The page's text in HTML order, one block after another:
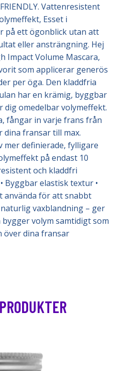
FRIENDLY. Vattenresistent
Esset i
på ett ögonblick utan att
eller ansträngning. Hej
Impact Volume Mascara,
som applicerar generös
per öga. Den kladdfria
har en krämig, byggbar
dig omedelbar volymeffekt.
fångar in varje frans från
fransar till max.
mer definierade, fylligare
på endast 10
och kladdfri
Byggbar elastisk textur •
använda för att snabbt
vaxblandning – ger
volym samtidigt som
över dina fransar